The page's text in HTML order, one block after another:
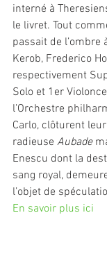
interné à
le livret. Tout
passait de l’ombre
Kerob, Frederico
respectivement
Solo et 1er
l’Orchestre
Carlo, clôturent
radieuse Aubade
Enescu dont la
sang royal,
l’objet de
En savoir plus ici